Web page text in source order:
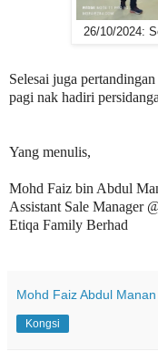
26/10/2024:
Selesai juga
pagi nak hadiri
Yang menulis,
Mohd Faiz bin Abdul
Assistant Sale Manager
Etiqa Family Berhad
Mohd Faiz Abdul Manan
Kongsi